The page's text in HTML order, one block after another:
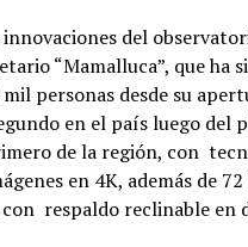
innovaciones del
“Mamalluca”, que ha
mil personas desde su
en el país luego del
de la región, con
en 4K, además de
con respaldo reclinable en